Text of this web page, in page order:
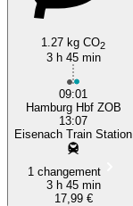
1.27 kg CO2
3 h 45 min
09:01
Hamburg Hbf ZOB
13:07
Eisenach Train Station
1 changement
3 h 45 min
17,99 €